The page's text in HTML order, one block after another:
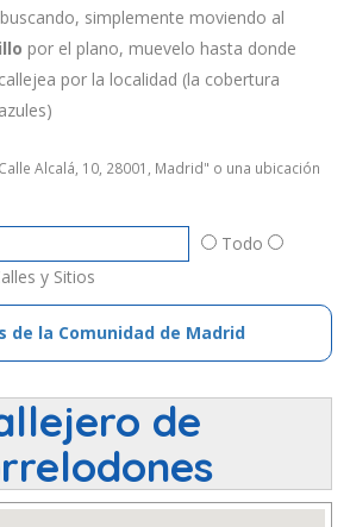
simplemente moviendo al
por el plano, muevelo hasta donde
por la localidad (la cobertura
Alcalá, 10, 28001, Madrid" o una ubicación
Todo
y Sitios
de la Comunidad de Madrid
de